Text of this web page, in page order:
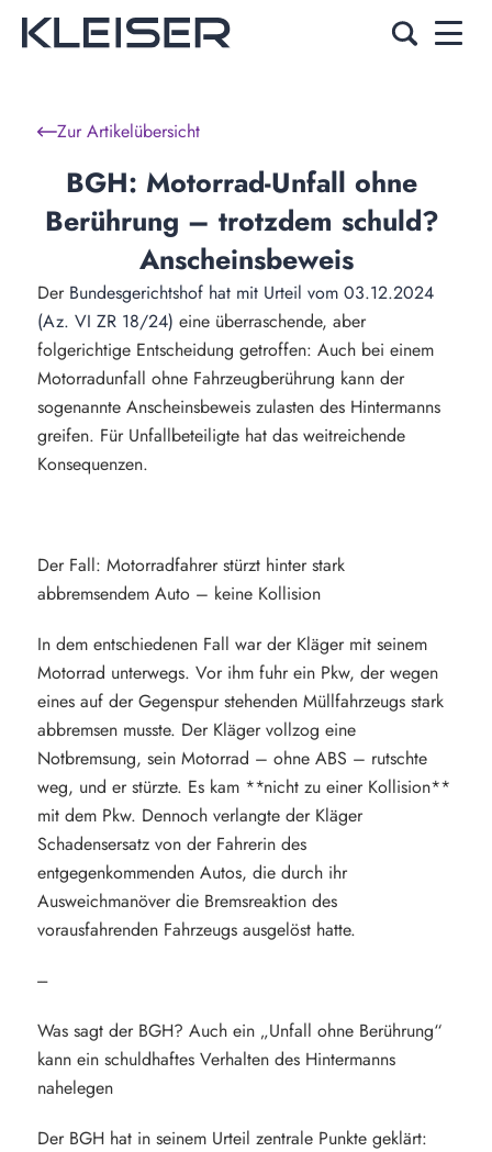
Zur Artikelübersicht
BGH: Motorrad-Unfall ohne
Berührung – trotzdem schuld?
Anscheinsbeweis
Der Bundesgerichtshof hat mit Urteil vom 03.12.2024
(Az. VI ZR 18/24) eine überraschende, aber
folgerichtige Entscheidung getroffen: Auch bei einem
Motorradunfall ohne Fahrzeugberührung kann der
sogenannte Anscheinsbeweis zulasten des Hintermanns
greifen. Für Unfallbeteiligte hat das weitreichende
Konsequenzen.
Der Fall: Motorradfahrer stürzt hinter stark
abbremsendem Auto – keine Kollision
In dem entschiedenen Fall war der Kläger mit seinem
Motorrad unterwegs. Vor ihm fuhr ein Pkw, der wegen
eines auf der Gegenspur stehenden Müllfahrzeugs stark
abbremsen musste. Der Kläger vollzog eine
Notbremsung, sein Motorrad – ohne ABS – rutschte
weg, und er stürzte. Es kam **nicht zu einer Kollision**
mit dem Pkw. Dennoch verlangte der Kläger
Schadensersatz von der Fahrerin des
entgegenkommenden Autos, die durch ihr
Ausweichmanöver die Bremsreaktion des
vorausfahrenden Fahrzeugs ausgelöst hatte.
---
Was sagt der BGH? Auch ein „Unfall ohne Berührung“
kann ein schuldhaftes Verhalten des Hintermanns
nahelegen
Der BGH hat in seinem Urteil zentrale Punkte geklärt: